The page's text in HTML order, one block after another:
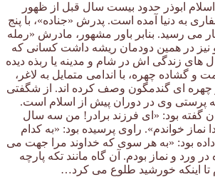
ابوذر حدود بیست سال قبل از ظهور
به دنیا آمده است. پدرش «جناده»، با پنج
می رسید. بنابر باور مشهور، مادرش «رمله
نیز در همین دودمان ریشه داشت کسانی که
های زندگی اش در شام و مدینه یا ربذه دیده
و گشاده چهره، با اندامی متمایل به لاغر،
ای گندمگون وصف کرده اند. از شگفتی
پرستی وی در دوران پیش از اسلام است.
گفته بود: «ای فرزند برادر! من سه سال
نماز خواندم». راوی پرسیده بود: «به کدام
بود: «به هر سوی که خداوند مرا جهت می
در ورد و نماز بودم. آن گاه مانند تکه پارچه
تا اینکه خورشید طلوع می کرد…